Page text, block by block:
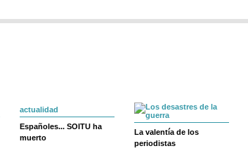
actualidad
Españoles... SOITU ha
muerto
La valentía de los
periodistas